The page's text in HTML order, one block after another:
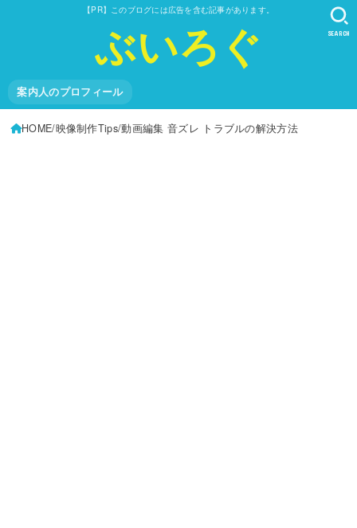
【PR】このブログには広告を含む記事があります。
ぶいろぐ
案内人のプロフィール
SEARCH
HOME 映像制作Tips 動画編集 音ズレ トラブルの解決方法